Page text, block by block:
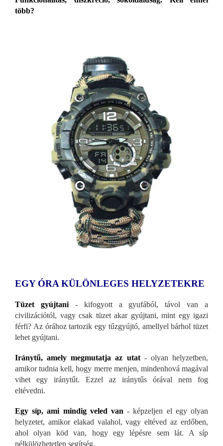
több?
EGY ÓRA KÜLÖNLEGES HELYZETEKRE
Tüzet gyújtani- kifogyott a gyufából, távol van a
civilizációtól, vagy csak tüzet akar gyújtani, mint egy igazi
férfi? Az órához tartozik egy tűzgyújtó, amellyel bárhol tüzet
lehet gyújtani.
Iránytű, amely megmutatja az utat- olyan helyzetben,
amikor tudnia kell, hogy merre menjen, mindenhová magával
vihet egy iránytűt. Ezzel az iránytűs órával nem fog
eltévedni.
Egy síp, ami mindig veled van- képzeljen el egy olyan
helyzetet, amikor elakad valahol, vagy eltéved az erdőben,
ahol olyan köd van, hogy egy lépésre sem lát. A síp
nélkülözhetetlen segítség.